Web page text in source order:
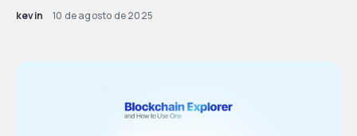
kevin 10 de agosto de 2025